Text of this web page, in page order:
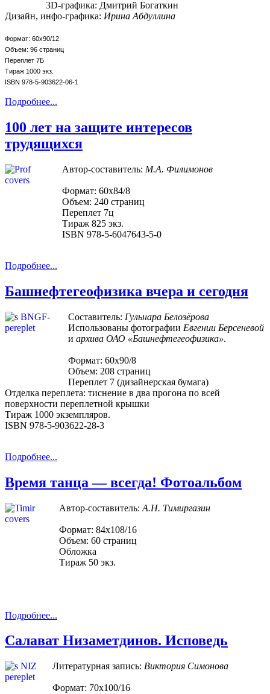
3D-графика: Дмитрий Богаткин
Дизайн, инфо-графика: Ирина Абдуллина
Формат: 60х90/12
Объем: 96 страниц
Переплет 7Б
Тираж 1000 экз.
ISBN 978-5-903622-06-1
Подробнее...
100 лет на защите интересов
трудящихся
Автор-составитель: М.А. Филимонов
Формат: 60х84/8
Объем: 240 страниц
Переплет 7ц
Тираж 825 экз.
ISBN 978-5-6047643-5-0
Подробнее...
Башнефтегеофизика вчера и сегодня
Составитель: Гульнара Белозёрова
Использованы фотографии Евгении Берсеневой
и архива ОАО «Башнефтегеофизика».
Формат: 60х90/8
Объем: 208 страниц
Переплет 7 (дизайнерская бумага)
Отделка переплета: тиснение в два прогона по всей
поверхности переплетной крышки
Тираж 1000 экземпляров.
ISBN 978-5-903622-28-3
Подробнее...
Время танца — всегда! Фотоальбом
Автор-составитель: А.Н. Тимиргазин
Формат: 84х108/16
Объем: 60 страниц
Обложка
Тираж 50 экз.
Подробнее...
Салават Низаметдинов. Исповедь
Литературная запись: Виктория Симонова
Формат: 70х100/16